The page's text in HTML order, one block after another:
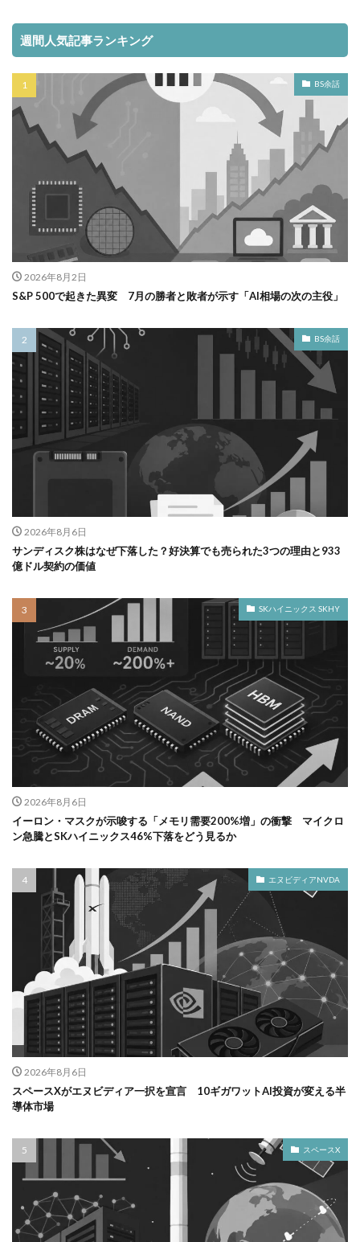
週間人気記事ランキング
BS余話
2026年8月2日
S&P 500で起きた異変 7月の勝者と敗者が示す「AI相場の次の主役」
BS余話
2026年8月6日
サンディスク株はなぜ下落した？好決算でも売られた3つの理由と933
億ドル契約の価値
SKハイニックス SKHY
2026年8月6日
イーロン・マスクが示唆する「メモリ需要200%増」の衝撃 マイクロ
ン急騰とSKハイニックス46%下落をどう見るか
エヌビディアNVDA
2026年8月6日
スペースXがエヌビディア一択を宣言 10ギガワットAI投資が変える半
導体市場
スペースX